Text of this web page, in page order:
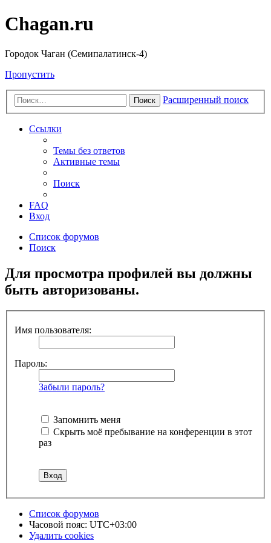
Chagan.ru
Городок Чаган (Семипалатинск-4)
Пропустить
Поиск Расширенный поиск
Ссылки
Темы без ответов
Активные темы
Поиск
FAQ
Вход
Список форумов
Поиск
Для просмотра профилей вы должны
быть авторизованы.
Имя пользователя:
Пароль:
Забыли пароль?
Запомнить меня
Скрыть моё пребывание на конференции в этот
раз
Список форумов
Часовой пояс: UTC+03:00
Удалить cookies